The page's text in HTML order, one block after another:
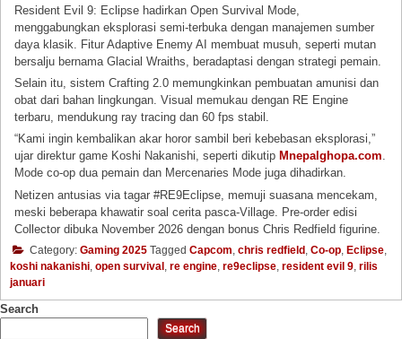
Resident Evil 9: Eclipse hadirkan Open Survival Mode,
menggabungkan eksplorasi semi-terbuka dengan manajemen sumber
daya klasik. Fitur Adaptive Enemy AI membuat musuh, seperti mutan
bersalju bernama Glacial Wraiths, beradaptasi dengan strategi pemain.
Selain itu, sistem Crafting 2.0 memungkinkan pembuatan amunisi dan
obat dari bahan lingkungan. Visual memukau dengan RE Engine
terbaru, mendukung ray tracing dan 60 fps stabil.
“Kami ingin kembalikan akar horor sambil beri kebebasan eksplorasi,”
ujar direktur game Koshi Nakanishi, seperti dikutip Mnepalghopa.com.
Mode co-op dua pemain dan Mercenaries Mode juga dihadirkan.
Netizen antusias via tagar #RE9Eclipse, memuji suasana mencekam,
meski beberapa khawatir soal cerita pasca-Village. Pre-order edisi
Collector dibuka November 2026 dengan bonus Chris Redfield figurine.
Category: Gaming 2025 Tagged Capcom chris redfield Co-op Eclipse
koshi nakanishi open survival re engine re9eclipse resident evil 9 rilis
januari
Search
Search